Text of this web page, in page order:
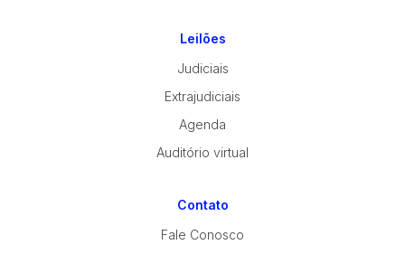
Leilões
Judiciais
Extrajudiciais
Agenda
Auditório virtual
Contato
Fale Conosco